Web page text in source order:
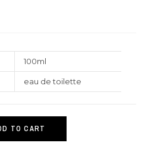
100ml
eau de toilette
TO CART